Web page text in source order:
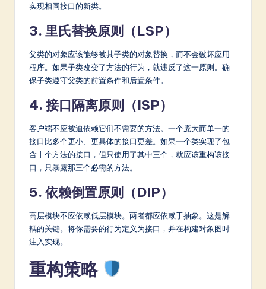
实现相同接口的新类。
3. 里氏替换原则（LSP）
父类的对象应该能够被其子类的对象替换，而不会破坏应用
程序。如果子类改变了方法的行为，就违反了这一原则。确
保子类遵守父类的前置条件和后置条件。
4. 接口隔离原则（ISP）
客户端不应被迫依赖它们不需要的方法。一个庞大而单一的
接口比多个更小、更具体的接口更差。如果一个类实现了包
含十个方法的接口，但只使用了其中三个，就应该重构该接
口，只暴露那三个必需的方法。
5. 依赖倒置原则（DIP）
高层模块不应依赖低层模块。两者都应依赖于抽象。这是解
耦的关键。将你需要的行为定义为接口，并在构建对象图时
注入实现。
重构策略